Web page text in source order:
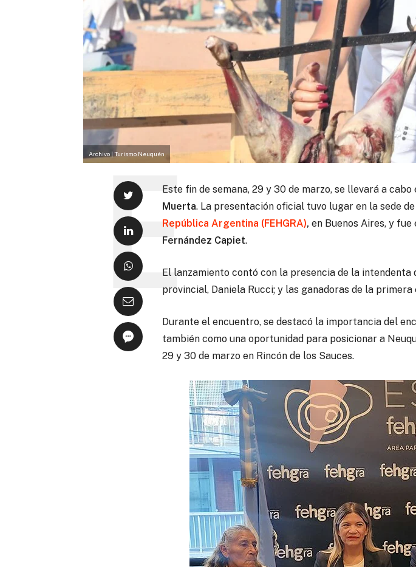
Archivo | Turismo Neuquén
Este fin de semana, 29 y 30 de marzo, se llevará a cabo
Muerta. La presentación oficial tuvo lugar en la sede
República Argentina (FEHGRA), en Buenos Aires, y
Fernández Capiet.
El lanzamiento contó con la presencia de la intendenta
provincial, Daniela Rucci; y las ganadoras de la
Durante el encuentro, se destacó la importancia del
también como una oportunidad para posicionar a
29 y 30 de marzo en Rincón de los Sauces.